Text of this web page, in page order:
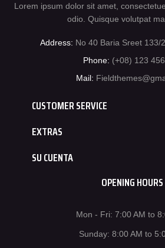
Lorem ipsum dolor sit amet,
odio. Quisque volutpat
Address: No 40 Baria Sreet 133/
Phone: (+08) 123
Mail:
CUSTOMER SERVICE
EXTRAS
SU CUENTA
OPENING HOURS
Mon - Fri: 7:00 AM to
Sunday: 8:00 AM to